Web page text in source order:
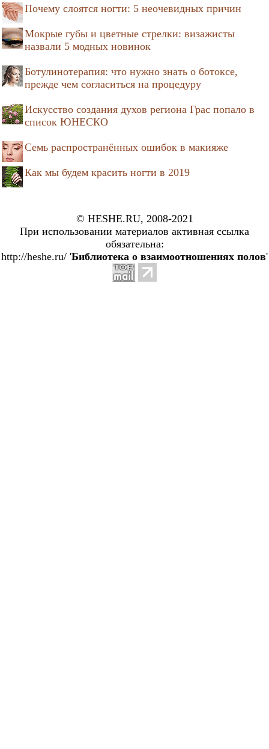
Почему слоятся ногти: 5 неочевидных причин
Мокрые губы и цветные стрелки: визажисты
назвали 5 модных новинок
Ботулинотерапия: что нужно знать о ботоксе,
прежде чем согласиться на процедуру
Искусство создания духов региона Грас попало в
список ЮНЕСКО
Семь распространённых ошибок в макияже
Как мы будем красить ногти в 2019
© HESHE.RU, 2008-2021
При использовании материалов активная ссылка
обязательна:
http://heshe.ru/ 'Библиотека о взаимоотношениях полов'